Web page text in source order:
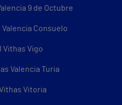
9 de Octubre
Consuelo
Vithas Vigo
Valencia Turia
Vitoria